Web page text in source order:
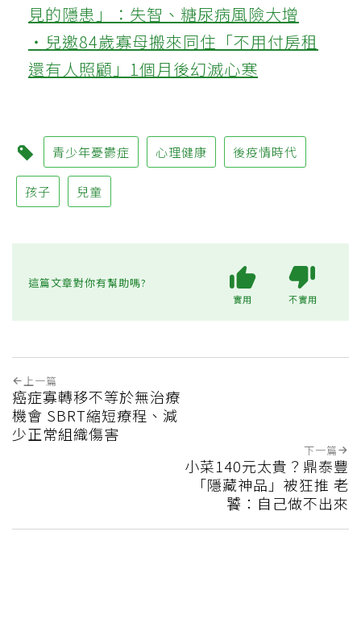
見的隱患」：失智、糖尿病風險大增
‧兒邀84歲寡母搬來同住「不用付房租
還有人照顧」1個月後幻滅心寒
青少年憂鬱症 心理健康 後疫情時代
孩子 兒童
這篇文章對你有幫助嗎?
實用 不實用
上一篇
癌症寡轉移不等於無治療
機會 SBRT縮短療程、減
少正常組織傷害
下一篇
小菜140元太貴？鼎泰豐
「隱藏神品」被狂推 老
饕：自己做不出來